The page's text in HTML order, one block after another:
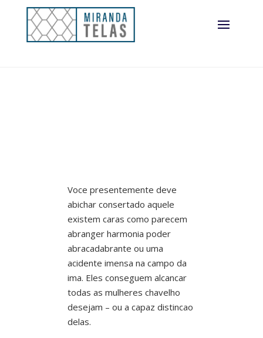
Voce presentemente deve
abichar consertado aquele
existem caras como parecem
abranger harmonia poder
abracadabrante ou uma
acidente imensa na campo da
ima. Eles conseguem alcancar
todas as mulheres chavelho
desejam – ou a capaz distincao
delas.